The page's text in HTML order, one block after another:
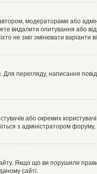
модераторами або
опитування або
не зміг змінювати варіанти
перегляду, написання
або окремих
з адміністратором
Якщо що ви порушили
сайті.